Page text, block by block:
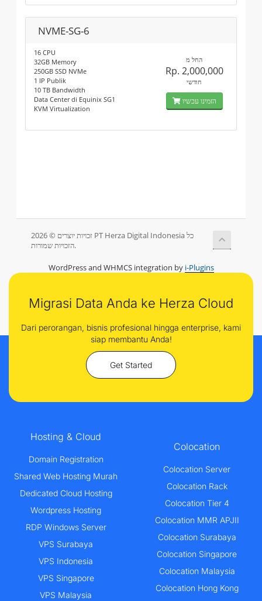
NVME-SG-6
16 CPU
32GB Memory
250GB SSD NVMe
1 IP Publik
10 TB Bandwidth
Data Center di Equinix SG1
KVM Virtualization
החל מ
Rp. 2,000,000
חודשי
הזמינו עכשיו
זכויות יוצרים © 2026 PT Herza Digital Indonesia כל
הזכויות שמורות.
WordPress and WHMCS integration by i-Plugins
Migrasi Data Anda ke Herza Cloud
Dari perorangan, bisnis profesional hingga enterprise, kami
siap membantu Anda!
Get Started
Hosting & Cloud
Domain Registration
Shared Web Hosting Murah
Dedicated Cloud Hosting
Wordpress Hosting
RDP Windows Server
VPS Surabaya
VPS Indonesia
VPS Singapore
VPS Malaysia
Colocation
Colocation Server
Colocation Rack
Colocation Tier 4
Colocation MMR APJII
Colocation Surabaya
Colocation Singapore
Colocation Malaysia
Colocation Hong Kong